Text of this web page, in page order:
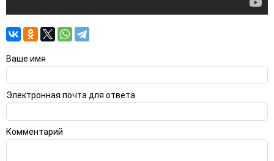
Ваше имя
Электронная почта для ответа
Комментарий